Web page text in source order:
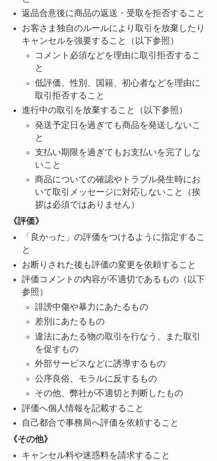
返品合意後に商品の返送・受取を拒否すること
お客さま独自のルールにより取引を放棄したり
キャンセルを強要すること（以下参照）
コメント必須などを理由に取引拒否するこ
と
低評価、性別、国籍、初心者などを理由に
取引拒否すること
進行中の取引を放棄すること（以下参照）
発送予定日を過ぎても商品を発送しないこ
と
支払い期限を過ぎてもお支払いを完了しな
いこと
商品についての確認やトラブル発生時にお
いて取引メッセージに対応しないこと（挨
拶は必須ではありません）
《評価》
「良かった」の評価をつけるように指定するこ
と
お断りされた後も評価の変更を依頼すること
評価コメントの内容が不適切であるもの（以下
参照）
誹謗中傷や暴力にあたるもの
差別にあたるもの
違法にあたる物の取引を行なう、また取引
を促すもの
外部サービスなどに誘導するもの
公序良俗、モラルに反するもの
その他、弊社が不適切と判断したもの
評価へ個人情報を記載すること
自己都合で事務局へ評価を依頼すること
《その他》
キャンセル料や迷惑料を請求すること